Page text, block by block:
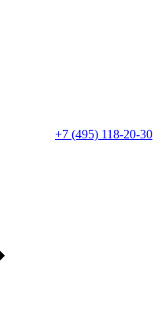
+7 (495) 118-20-30